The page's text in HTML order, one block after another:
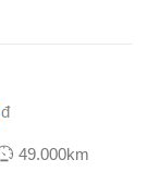
49.000km
đ